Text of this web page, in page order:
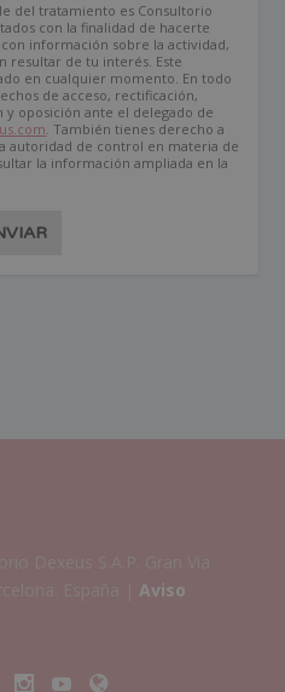
del tratamiento es Consultorio
con la finalidad de hacerte
información sobre la actividad,
resultar de tu interés. Este
en cualquier momento. En todo
de acceso, rectificación,
oposición ante el delegado de
. También tienes derecho a
autoridad de control en materia de
la información ampliada en la
Aviso